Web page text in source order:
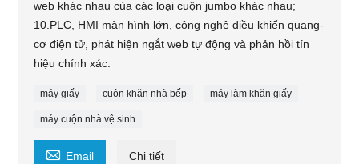
web khác nhau của các loại cuộn jumbo khác nhau;
10.PLC, HMI màn hình lớn, công nghệ điều khiển quang-
cơ điện tử, phát hiện ngắt web tự động và phản hồi tín
hiệu chính xác.
máy giấy cuộn khăn nhà bếp máy làm khăn giấy
máy cuộn nhà vệ sinh
 Email Chi tiết